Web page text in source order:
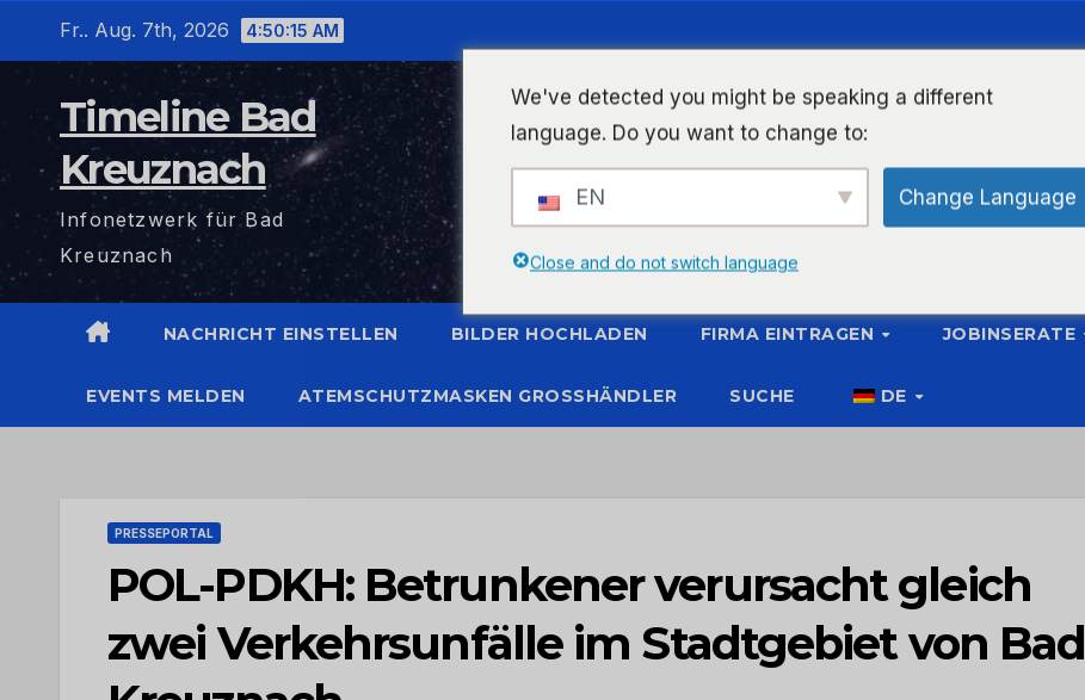
Fr.. Aug. 7th, 2026 4:50:15 AM
Timeline Bad
Kreuznach
Infonetzwerk für Bad
Kreuznach
NACHRICHT EINSTELLEN BILDER HOCHLADEN FIRMA EINTRAGEN JOBINSERATE
EVENTS MELDEN ATEMSCHUTZMASKEN GROSSHÄNDLER SUCHE DE
PRESSEPORTAL
POL-PDKH: Betrunkener verursacht gleich
zwei Verkehrsunfälle im Stadtgebiet von Bad
We've detected you might be speaking a different
language. Do you want to change to:
EN Change Language
Close and do not switch language